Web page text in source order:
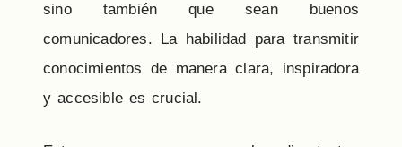
sino también que sean buenos
comunicadores. La habilidad para transmitir
conocimientos de manera clara, inspiradora
y accesible es crucial.